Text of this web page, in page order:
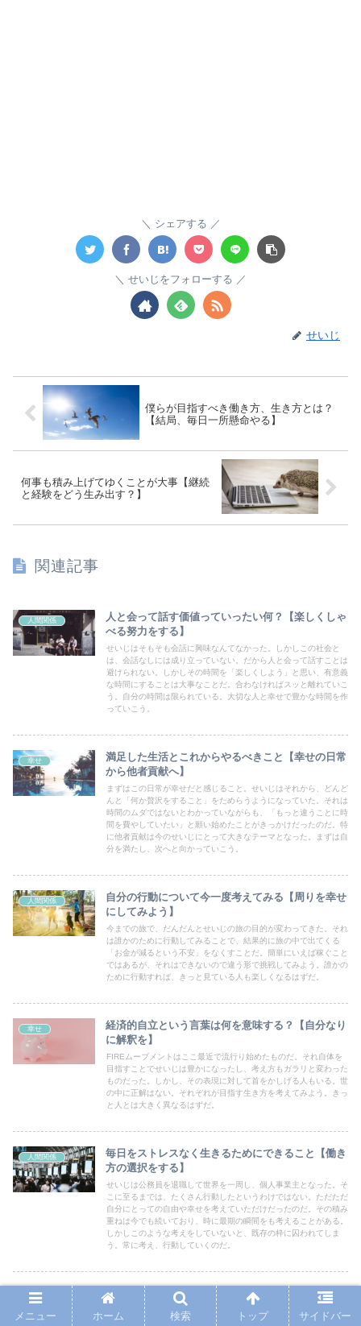
シェアする
せいじをフォローする
せいじ
僕らが目指すべき働き方、生き方とは？
【結局、毎日一所懸命やる】
何事も積み上げてゆくことが大事【継続
と経験をどう生み出す？】
関連記事
人間関係
人と会って話す価値っていったい何？【楽しくしゃ
べる努力をする】
せいじはそもそも会話に興味なんてなかった。しかしこの社会と
は、会話なしには成り立っていない。だから人と会って話すことは
避けられない。しかしその時間を「楽しくしよう」と思い、有意義
な時間にすることは大事なことだ。合わなければスッと離れていこ
う。自分の時間は限られている。大切な人と幸せで豊かな時間を作
っていこう。
幸せ
満足した生活とこれからやるべきこと【幸せの日常
から他者貢献へ】
まずはこの日常が幸せだと感じること。せいじはそれから、どんど
んと「何か贅沢をすること」をためらうようになっていた。それは
時間のムダではないとわかっていながらも、「もっと違うことに時
間を費やしていたい」と願い始めたことがきっかけだったのだ。特
に他者貢献は今のせいじにとって大きなテーマとなった。まずは自
分を満たし、次へと向かっていこう。
人間関係
自分の行動について今一度考えてみる【周りを幸せ
にしてみよう】
今までの旅で、だんだんとせいじの旅の目的が変わってきた。それ
は誰かのために行動してみることで、結果的に旅の中で出てくる
「お金が減るという不安」をなくすことだ。簡単にいえば稼ぐこと
ではあるが、それはできないので違う形で挑戦してみよう。誰かの
ために行動すれば、きっと見ている人も楽しくなるはずだ。
幸せ
経済的自立という言葉は何を意味する？【自分なり
に解釈を】
FIREムーブメントはここ最近で流行り始めたものだ。それ自体を
目指すことでせいじは豊かになったし、考え方もガラリと変わった
ものだった。しかし、その表現に対して首をかしげる人もいる。世
の中に正解はない。それぞれが目指す生き方を考えてみよう。きっ
と人とは大きく異なるはずだ。
人間関係
毎日をストレスなく生きるためにできること【働き
方の選択をする】
せいじは公務員を退職して世界を一周し、個人事業主となった。そ
こに至るまでは、たくさん行動したというわけではない。ただただ
自分にとっての自由や幸せを考えていただけだったのだ。その積み
重ねは今でも続いており、時に最期の瞬間をも考えることがある。
しかしこのような考えをしていないと、既存の枠に囚われてしま
う。常に考え、行動していくのだ。
人間関係
いつも頑張ってるやつが偉いに決まってる【特別な
一瞬で判断しない】
メニュー ホーム 検索 トップ サイドバー